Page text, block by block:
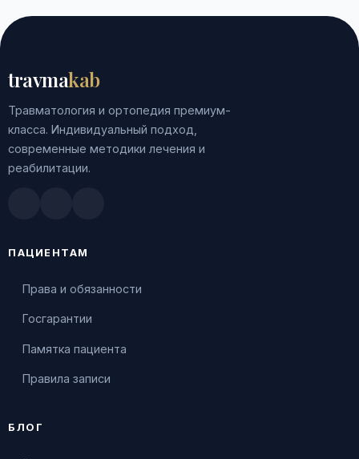
travmakab
Травматология и ортопедия премиум-
класса. Индивидуальный подход,
современные методики лечения и
реабилитации.
ПАЦИЕНТАМ
Права и обязанности
Госгарантии
Памятка пациента
Правила записи
БЛОГ